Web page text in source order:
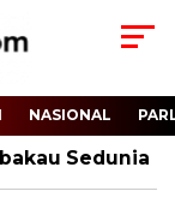
NASIONAL
Sedunia